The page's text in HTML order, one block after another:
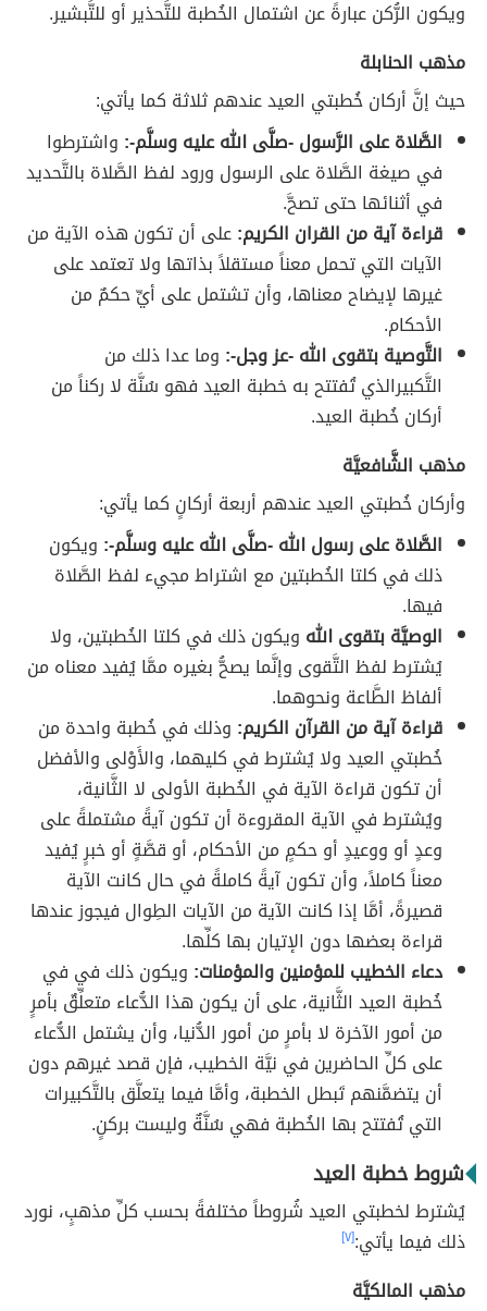
ويكون الرُّكن عبارةً عن اشتمال الخُطبة للتَّحذير أو للتَّبشير.
مذهب الحنابلة
حيث إنَّ أركان خُطبتي العيد عندهم ثلاثة كما يأتي:
الصَّلاة على الرَّسول -صلَّى الله عليه وسلَّم-: واشترطوا
في صيغة الصَّلاة على الرسول ورود لفظ الصَّلاة بالتَّحديد
في أثنائها حتى تصحَّ.
قراءة آية من القران الكريم:على أن تكون هذه الآية من
الآيات التي تحمل معناً مستقلاً بذاتها ولا تعتمد على
غيرها لإيضاح معناها، وأن تشتمل على أيِّ حكمٌ من
الأحكام.
التَّوصية بتقوى الله -عز وجل-: وما عدا ذلك من
التَّكبيرالذي تُفتتح به خطبة العيد فهو سُنَّة لا ركناً من
أركان خُطبة العيد.
مذهب الشَّافعيَّة
وأركان خُطبتي العيد عندهم أربعة أركانٍ كما يأتي:
الصَّلاة على رسول الله -صلَّى الله عليه وسلَّم-: ويكون
ذلك في كلتا الخُطبتين مع اشتراط مجيء لفظ الصَّلاة
فيها.
الوصيَّة بتقوى الله ويكون ذلك في كلتا الخُطبتين، ولا
يُشترط لفظ التَّقوى وإنَّما يصحُّ بغيره ممَّا يُفيد معناه من
ألفاظ الطَّاعة ونحوهما.
قراءة آية من القرآن الكريم: وذلك في خُطبة واحدة من
خُطبتي العيد ولا يُشترط في كليهما، والأَوْلى والأفضل
أن تكون قراءة الآية في الخُطبة الأولى لا الثَّانية،
ويُشترط في الآية المقروءة أن تكون آيةً مشتملةً على
وعدٍ أو ووعيدٍ أو حكمٍ من الأحكام، أو قصَّةٍ أو خبرٍ يُفيد
معناً كاملاً، وأن تكون آيةً كاملةً في حال كانت الآية
قصيرةً، أمَّا إذا كانت الآية من الآيات الطِوال فيجوز عندها
قراءة بعضها دون الإتيان بها كلِّها.
دعاء الخطيب للمؤمنين والمؤمنات: ويكون ذلك في في
خُطبة العيد الثَّانية، على أن يكون هذا الدُّعاء متعلِّقٌ بأمرٍ
من أمور الآخرة لا بأمرٍ من أمور الدُّنيا، وأن يشتمل الدُّعاء
على كلِّ الحاضرين في نيَّة الخطيب، فإن قصد غيرهم دون
أن يتضمَّنهم تَبطل الخطبة، وأمَّا فيما يتعلَّق بالتَّكبيرات
التي تُفتتح بها الخُطبة فهي سُنَّةٌ وليست بركنٍ.
شروط خطبة العيد
يُشترط لخطبتي العيد شُروطاً مختلفةً بحسب كلِّ مذهبٍ، نورد
ذلك فيما يأتي:[٧]
مذهب المالكيَّة